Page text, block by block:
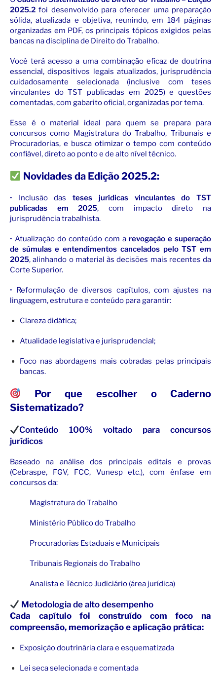
2025.2 foi desenvolvido para oferecer uma preparação
sólida, atualizada e objetiva, reunindo, em 184 páginas
organizadas em PDF, os principais tópicos exigidos pelas
bancas na disciplina de Direito do Trabalho.
Você terá acesso a uma combinação eficaz de doutrina
essencial, dispositivos legais atualizados, jurisprudência
cuidadosamente selecionada (inclusive com teses
vinculantes do TST publicadas em 2025) e questões
comentadas, com gabarito oficial, organizadas por tema.
Esse é o material ideal para quem se prepara para
concursos como Magistratura do Trabalho, Tribunais e
Procuradorias, e busca otimizar o tempo com conteúdo
confiável, direto ao ponto e de alto nível técnico.
Novidades da Edição 2025.2:
• Inclusão dasteses jurídicas vinculantes do TST
publicadas em 2025, com impacto direto na
jurisprudência trabalhista.
• Atualização do conteúdo com a revogação e superação
de súmulas e entendimentos cancelados pelo TST em
2025, alinhando o material às decisões mais recentes da
Corte Superior.
• Reformulação de diversos capítulos, com ajustes na
linguagem, estrutura e conteúdo para garantir:
Clareza didática;
Atualidade legislativa e jurisprudencial;
Foco nas abordagens mais cobradas pelas principais
bancas.
Por que escolher o Caderno
Sistematizado?
Conteúdo 100% voltado para concursos
jurídicos
Baseado na análise dos principais editais e provas
(Cebraspe, FGV, FCC, Vunesp etc.), com ênfase em
concursos da:
Magistratura do Trabalho
Ministério Público do Trabalho
Procuradorias Estaduais e Municipais
Tribunais Regionais do Trabalho
Analista e Técnico Judiciário (área jurídica)
Metodologia de alto desempenho
Cada capítulo foi construído com foco na
compreensão, memorização e aplicação prática:
Exposição doutrinária clara e esquematizada
Lei seca selecionada e comentada